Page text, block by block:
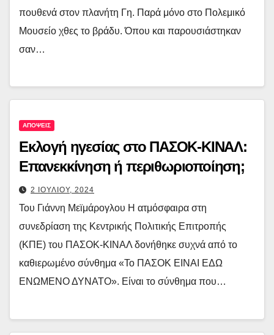
πουθενά στον πλανήτη Γη. Παρά μόνο στο Πολεμικό
Μουσείο χθες το βράδυ. Όπου και παρουσιάστηκαν
σαν…
ΑΠΟΨΕΙΣ
Εκλογή ηγεσίας στο ΠΑΣΟΚ-ΚΙΝΑΛ:
Επανεκκίνηση ή περιθωριοποίηση;
2 ΙΟΥΛΙΟΥ, 2024
Του Γιάννη Μεϊμάρογλου Η ατμόσφαιρα στη
συνεδρίαση της Κεντρικής Πολιτικής Επιτροπής
(ΚΠΕ) του ΠΑΣΟΚ-ΚΙΝΑΛ δονήθηκε συχνά από το
καθιερωμένο σύνθημα «Το ΠΑΣΟΚ ΕΙΝΑΙ ΕΔΩ
ΕΝΩΜΕΝΟ ΔΥΝΑΤΟ». Είναι το σύνθημα που…